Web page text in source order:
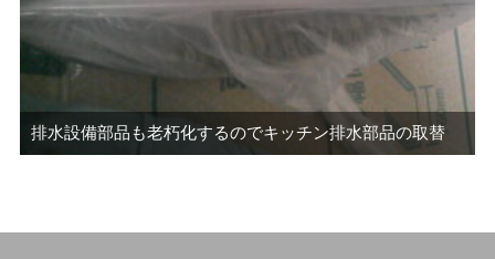
排水設備部品も老朽化するのでキッチン排水部品の取替